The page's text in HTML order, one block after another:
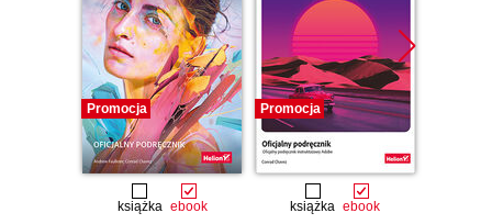
Promocja
książka ebook
Promocja
książka ebook